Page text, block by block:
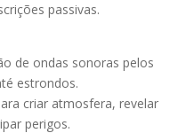
passivas.
de ondas sonoras pelos
estrondos.
criar atmosfera, revelar
perigos.